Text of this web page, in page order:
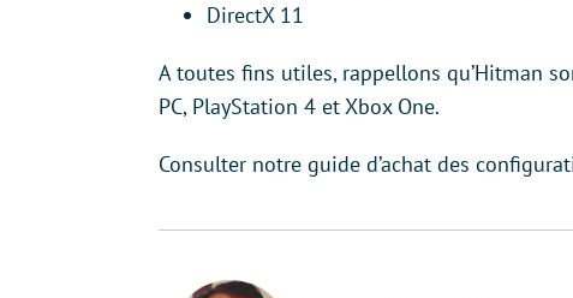
DirectX 11
A toutes fins utiles, rappellons qu’Hitman
PC, PlayStation 4 et Xbox One.
Consulter notre guide d’achat des